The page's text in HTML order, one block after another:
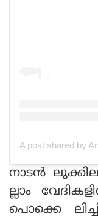
നാടൻ
ല്ലാം
പൊക്കെ